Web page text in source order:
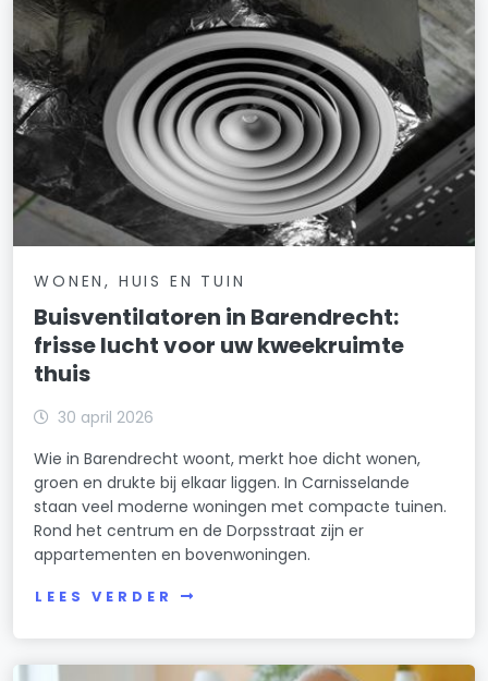
WONEN, HUIS EN TUIN
Buisventilatoren in Barendrecht:
frisse lucht voor uw kweekruimte
thuis
30 april 2026
Wie in Barendrecht woont, merkt hoe dicht wonen,
groen en drukte bij elkaar liggen. In Carnisselande
staan veel moderne woningen met compacte tuinen.
Rond het centrum en de Dorpsstraat zijn er
appartementen en bovenwoningen.
LEES VERDER